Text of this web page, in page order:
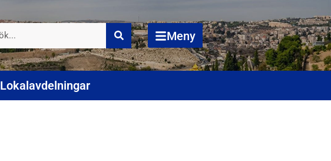
Meny
Lokalavdelningar